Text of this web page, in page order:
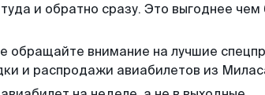
и обратно сразу. Это выгоднее
обращайте внимание на лучшие
и распродажи авиабилетов из